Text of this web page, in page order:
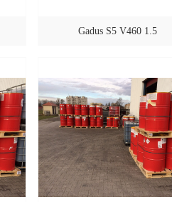
Gadus S5 V460 1.5